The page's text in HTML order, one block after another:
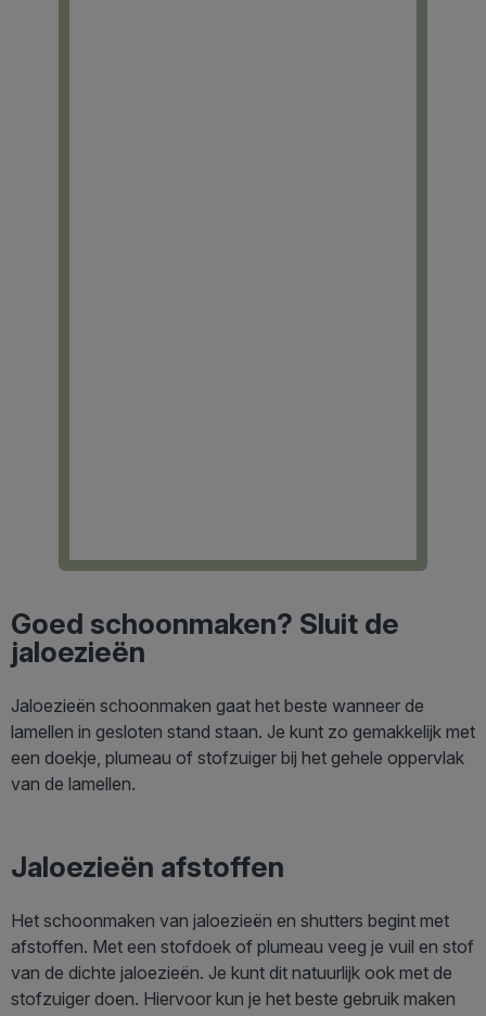
Goed schoonmaken? Sluit de
jaloezieën
Jaloezieën schoonmaken gaat het beste wanneer de
lamellen in gesloten stand staan. Je kunt zo gemakkelijk met
een doekje, plumeau of stofzuiger bij het gehele oppervlak
van de lamellen.
Jaloezieën afstoffen
Het schoonmaken van jaloezieën en shutters begint met
afstoffen. Met een stofdoek of plumeau veeg je vuil en stof
van de dichte jaloezieën. Je kunt dit natuurlijk ook met de
stofzuiger doen. Hiervoor kun je het beste gebruik maken